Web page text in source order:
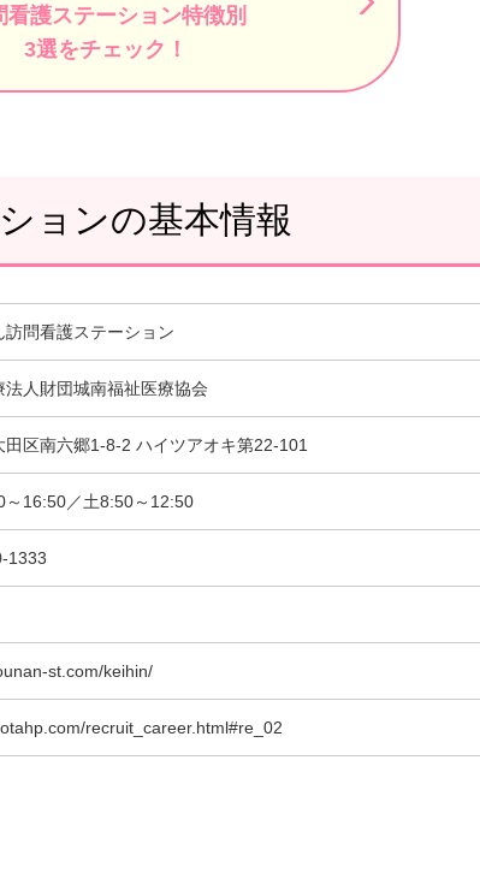
看護ステーション特徴別
3選をチェック！
ョンの基本情報
訪問看護ステーション
法人財団城南福祉医療協会
田区南六郷1-8-2 ハイツアオキ第22-101
～16:50／土8:50～12:50
1333
st.com/keihin/
recruit_career.html#re_02